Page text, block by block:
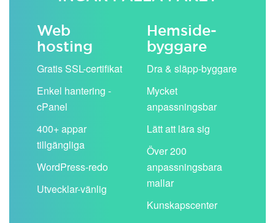
Web
hosting
Gratis SSL-certifikat
Enkel hantering -
cPanel
400+ appar
tillgängliga
WordPress-redo
Utvecklar-vänlig
Hemside­
byggare
Dra & släpp-byggare
Mycket
anpassningsbar
Lätt att lära sig
Över 200
anpassningsbara
mallar
Kunskapscenter